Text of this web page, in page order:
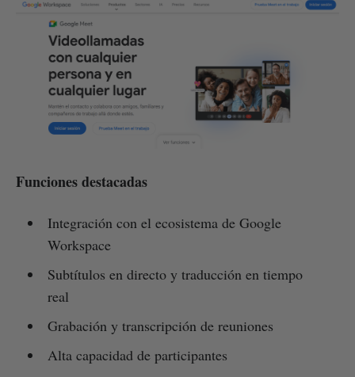
Funciones destacadas
Integración con el ecosistema de Google
Workspace
Subtítulos en directo y traducción en tiempo
real
Grabación y transcripción de reuniones
Alta capacidad de participantes